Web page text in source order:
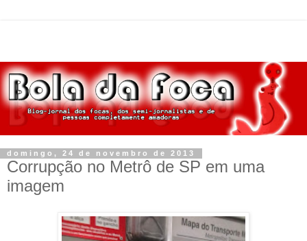
domingo, 24 de novembro de 2013
Corrupção no Metrô de SP em uma
imagem